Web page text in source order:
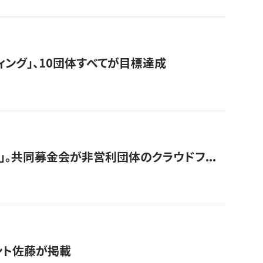
グ」、10団体すべてが目標達成
。共同募金会が非営利団体のクラウドフ...
佐藤が掲載